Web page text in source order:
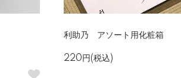
利助乃 アソート用化粧箱
220円(税込)